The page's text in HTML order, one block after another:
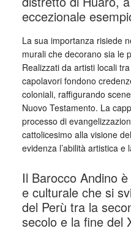
eccezionale
La sua importanza risiede
murali che decorano sia le
Realizzati da artisti locali
capolavori fondono
coloniali, raffigurando
Nuovo Testamento. La
processo di
cattolicesimo alla visione
evidenza l’abilità artistica
Il Barocco Andino
e culturale che si
del Perù tra la
secolo e la fine del